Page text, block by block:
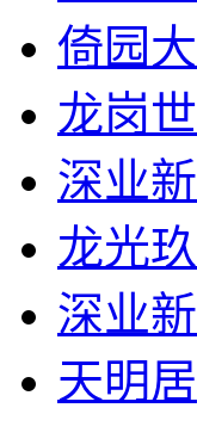
倚园
龙岗
深业
龙光
深业
天明居